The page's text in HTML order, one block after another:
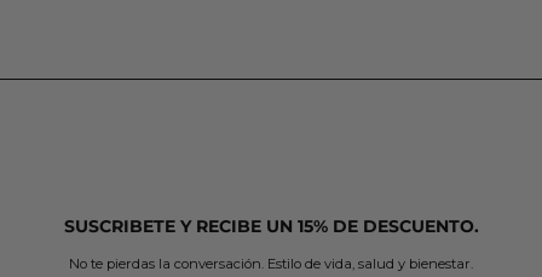
SUSCRIBETE Y RECIBE UN 15% DE DESCUENTO.
No te pierdas la conversación. Estilo de vida, salud y bienestar.